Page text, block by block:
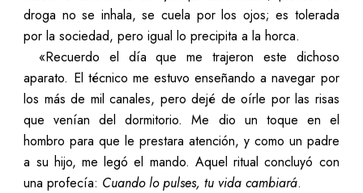
droga no se inhala, se cuela por los ojos; es tolerada
por la sociedad, pero igual lo precipita a la horca.
«Recuerdo el día que me trajeron este dichoso
aparato. El técnico me estuvo enseñando a navegar por
los más de mil canales, pero dejé de oírle por las risas
que venían del dormitorio. Me dio un toque en el
hombro para que le prestara atención, y como un padre
a su hijo, me legó el mando. Aquel ritual concluyó con
una profecía: Cuando lo pulses, tu vida cambiará.